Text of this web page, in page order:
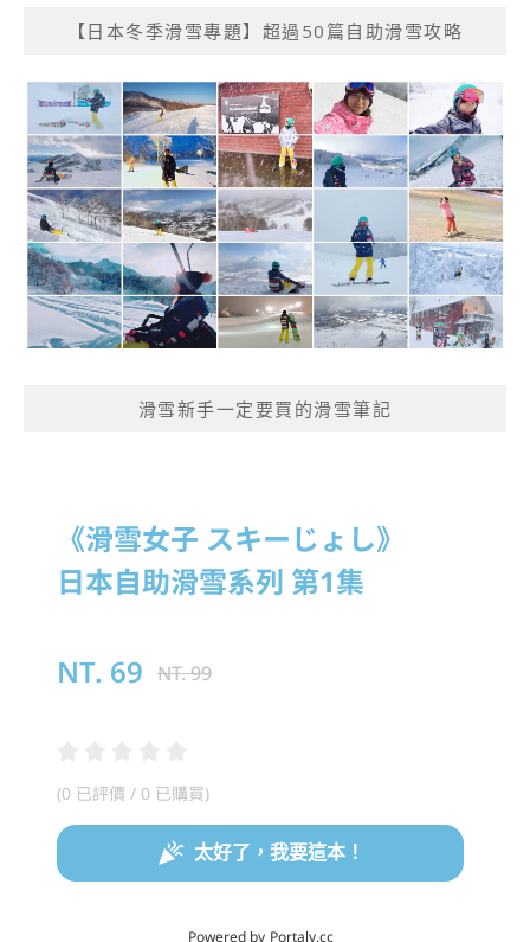
【日本冬季滑雪專題】超過50篇自助滑雪攻略
滑雪新手一定要買的滑雪筆記